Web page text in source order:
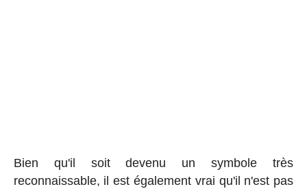
Bien qu'il soit devenu un symbole très
reconnaissable, il est également vrai qu'il n'est pas